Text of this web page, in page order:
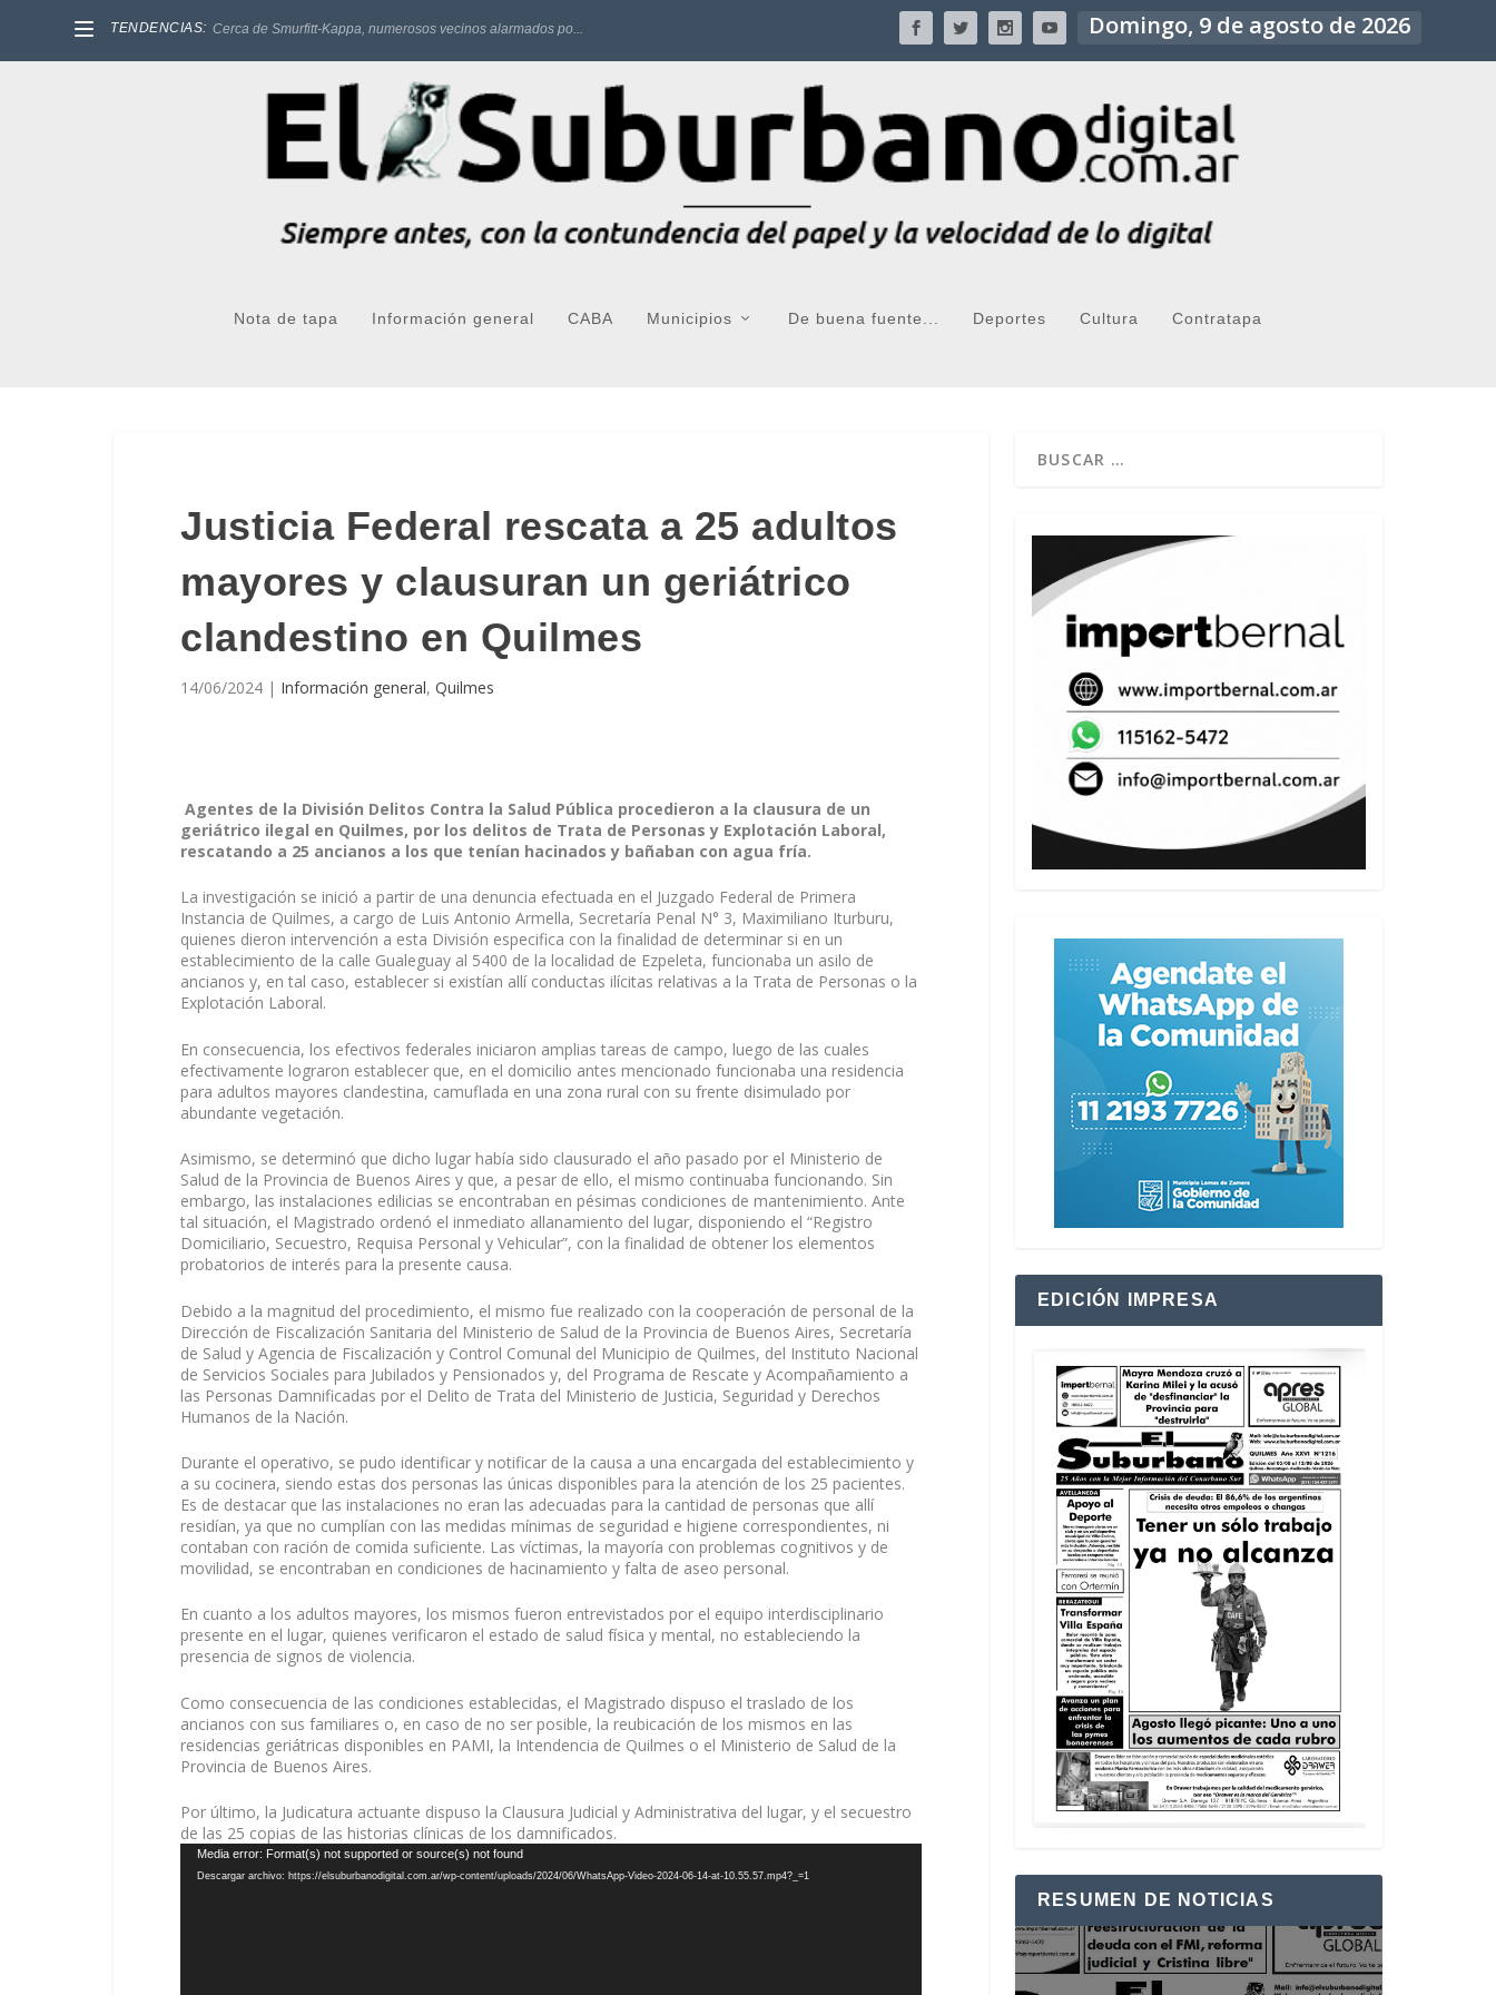
TENDENCIAS: Cerca de Smurfitt-Kappa, numerosos vecinos alarmados po... Domingo, 9 de agosto de 2026
Nota de tapa Información general CABA Municipios De buena fuente... Deportes Cultura Contratapa
Justicia Federal rescata a 25 adultos
mayores y clausuran un geriátrico
clandestino en Quilmes
14/06/2024 | Información general, Quilmes
Agentes de la División Delitos Contra la Salud Pública procedieron a la clausura de un
geriátrico ilegal en Quilmes, por los delitos de Trata de Personas y Explotación Laboral,
rescatando a 25 ancianos a los que tenían hacinados y bañaban con agua fría.
La investigación se inició a partir de una denuncia efectuada en el Juzgado Federal de Primera
Instancia de Quilmes, a cargo de Luis Antonio Armella, Secretaría Penal N° 3, Maximiliano Iturburu,
quienes dieron intervención a esta División especifica con la finalidad de determinar si en un
establecimiento de la calle Gualeguay al 5400 de la localidad de Ezpeleta, funcionaba un asilo de
ancianos y, en tal caso, establecer si existían allí conductas ilícitas relativas a la Trata de Personas o la
Explotación Laboral.
En consecuencia, los efectivos federales iniciaron amplias tareas de campo, luego de las cuales
efectivamente lograron establecer que, en el domicilio antes mencionado funcionaba una residencia
para adultos mayores clandestina, camuflada en una zona rural con su frente disimulado por
abundante vegetación.
Asimismo, se determinó que dicho lugar había sido clausurado el año pasado por el Ministerio de
Salud de la Provincia de Buenos Aires y que, a pesar de ello, el mismo continuaba funcionando. Sin
embargo, las instalaciones edilicias se encontraban en pésimas condiciones de mantenimiento. Ante
tal situación, el Magistrado ordenó el inmediato allanamiento del lugar, disponiendo el “Registro
Domiciliario, Secuestro, Requisa Personal y Vehicular”, con la finalidad de obtener los elementos
probatorios de interés para la presente causa.
Debido a la magnitud del procedimiento, el mismo fue realizado con la cooperación de personal de la
Dirección de Fiscalización Sanitaria del Ministerio de Salud de la Provincia de Buenos Aires, Secretaría
de Salud y Agencia de Fiscalización y Control Comunal del Municipio de Quilmes, del Instituto Nacional
de Servicios Sociales para Jubilados y Pensionados y, del Programa de Rescate y Acompañamiento a
las Personas Damnificadas por el Delito de Trata del Ministerio de Justicia, Seguridad y Derechos
Humanos de la Nación.
Durante el operativo, se pudo identificar y notificar de la causa a una encargada del establecimiento y
a su cocinera, siendo estas dos personas las únicas disponibles para la atención de los 25 pacientes.
Es de destacar que las instalaciones no eran las adecuadas para la cantidad de personas que allí
residían, ya que no cumplían con las medidas mínimas de seguridad e higiene correspondientes, ni
contaban con ración de comida suficiente. Las víctimas, la mayoría con problemas cognitivos y de
movilidad, se encontraban en condiciones de hacinamiento y falta de aseo personal.
En cuanto a los adultos mayores, los mismos fueron entrevistados por el equipo interdisciplinario
presente en el lugar, quienes verificaron el estado de salud física y mental, no estableciendo la
presencia de signos de violencia.
Como consecuencia de las condiciones establecidas, el Magistrado dispuso el traslado de los
ancianos con sus familiares o, en caso de no ser posible, la reubicación de los mismos en las
residencias geriátricas disponibles en PAMI, la Intendencia de Quilmes o el Ministerio de Salud de la
Provincia de Buenos Aires.
Por último, la Judicatura actuante dispuso la Clausura Judicial y Administrativa del lugar, y el secuestro
de las 25 copias de las historias clínicas de los damnificados.
Reproductor
Media error: Format(s) not supported or source(s) not found
Descargar archivo: https://elsuburbanodigital.com.ar/wp-content/uploads/2024/06/WhatsApp-Video-2024-06-14-at-10.55.57.mp4?_=1
EDICIÓN IMPRESA
RESUMEN DE NOTICIAS
Reproductor
de
vídeo